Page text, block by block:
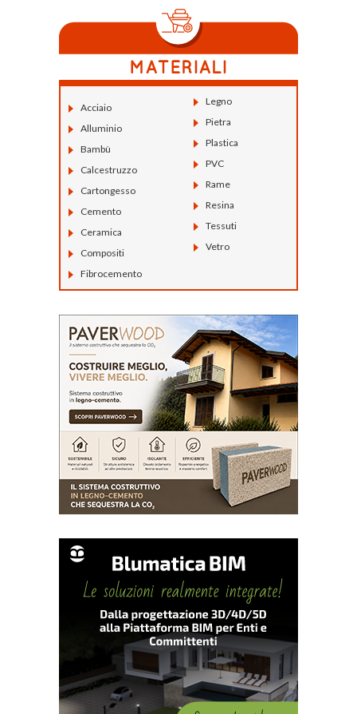
Acciaio
Alluminio
Bambù
Calcestruzzo
Cartongesso
Cemento
Ceramica
Compositi
Fibrocemento
Legno
Pietra
Plastica
PVC
Rame
Resina
Tessuti
Vetro